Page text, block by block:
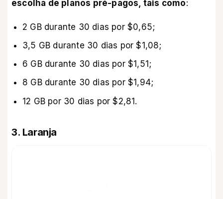
escolha de planos pré-pagos, tais como:
2 GB durante 30 dias por $0,65;
3,5 GB durante 30 dias por $1,08;
6 GB durante 30 dias por $1,51;
8 GB durante 30 dias por $1,94;
12 GB por 30 dias por $2,81.
3. Laranja